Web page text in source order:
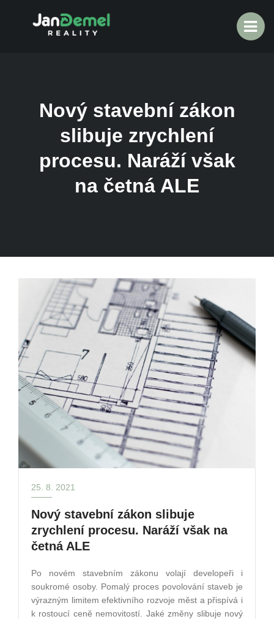
Nový stavební zákon
slibuje zrychlení
procesu. Naráží však
na četná ALE
25. 8. 2021
Nový stavební zákon slibuje
zrychlení procesu. Naráží však na
četná ALE
Po novém stavebním zákonu volají developeři i
soukromé osoby. Pomalý proces povolování staveb je
výrazným limitem efektivního rozvoje měst a přispívá i
k rostoucí ceně nemovitostí. Jaké změny slibuje nový